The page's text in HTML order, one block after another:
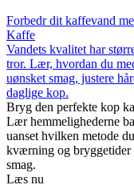
Forbedr dit kaffevand
Kaffe
Vandets kvalitet har
tror. Lær, hvordan du
uønsket smag, justere
daglige kop.
Bryg den perfekte kop
Lær hemmelighederne
uanset hvilken metode
kværning og bryggetider
smag.
Læs nu